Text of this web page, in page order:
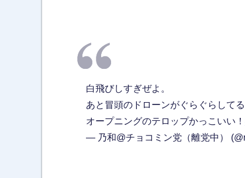
白飛びしすぎぜよ。
あと冒頭のドローンがぐらぐらしてる
オープニングのテロップかっこいい！
— 乃和@チョコミン党（離党中）